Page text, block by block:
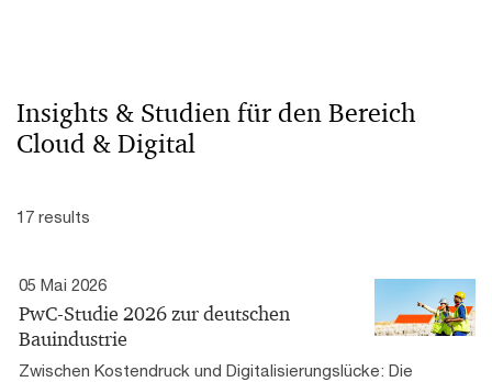
Insights & Studien für den Bereich
Cloud & Digital
17 results
05 Mai 2026
PwC-Studie 2026 zur deutschen
Bauindustrie
Zwischen Kostendruck und Digitalisierungslücke: Die